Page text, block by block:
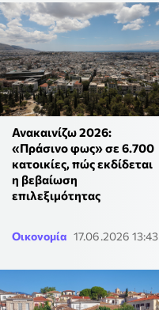
Ανακαινίζω 2026:
«Πράσινο φως» σε 6.700
κατοικίες, πώς εκδίδεται
η βεβαίωση
επιλεξιμότητας
Οικονομία 17.06.2026 13:43